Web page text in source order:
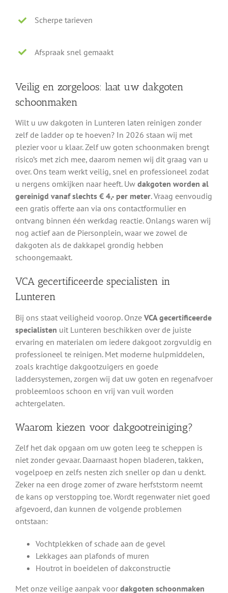
Scherpe tarieven
Afspraak snel gemaakt
Veilig en zorgeloos: laat uw dakgoten
schoonmaken
Wilt u uw dakgoten in Lunteren laten reinigen zonder
zelf de ladder op te hoeven? In 2026 staan wij met
plezier voor u klaar. Zelf uw goten schoonmaken brengt
risico’s met zich mee, daarom nemen wij dit graag van u
over. Ons team werkt veilig, snel en professioneel zodat
u nergens omkijken naar heeft. Uw dakgoten worden al
gereinigd vanaf slechts € 4,- per meter. Vraag eenvoudig
een gratis offerte aan via ons contactformulier en
ontvang binnen één werkdag reactie. Onlangs waren wij
nog actief aan de Piersonplein, waar we zowel de
dakgoten als de dakkapel grondig hebben
schoongemaakt.
VCA gecertificeerde specialisten in
Lunteren
Bij ons staat veiligheid voorop. Onze VCA gecertificeerde
specialisten uit Lunteren beschikken over de juiste
ervaring en materialen om iedere dakgoot zorgvuldig en
professioneel te reinigen. Met moderne hulpmiddelen,
zoals krachtige dakgootzuigers en goede
laddersystemen, zorgen wij dat uw goten en regenafvoer
probleemloos schoon en vrij van vuil worden
achtergelaten.
Waarom kiezen voor dakgootreiniging?
Zelf het dak opgaan om uw goten leeg te scheppen is
niet zonder gevaar. Daarnaast hopen bladeren, takken,
vogelpoep en zelfs nesten zich sneller op dan u denkt.
Zeker na een droge zomer of zware herfststorm neemt
de kans op verstopping toe. Wordt regenwater niet goed
afgevoerd, dan kunnen de volgende problemen
ontstaan:
Vochtplekken of schade aan de gevel
Lekkages aan plafonds of muren
Houtrot in boeidelen of dakconstructie
Met onze veilige aanpak voor dakgoten schoonmaken